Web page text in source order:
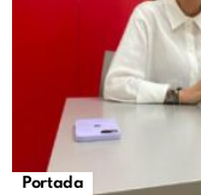
Portada